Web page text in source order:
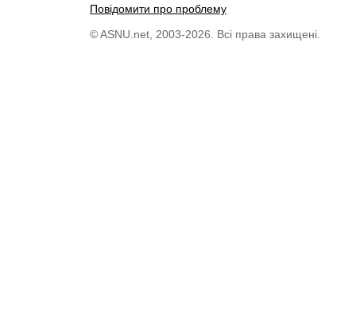
Повідомити про проблему
© ASNU.net, 2003-2026. Всі права захищені.